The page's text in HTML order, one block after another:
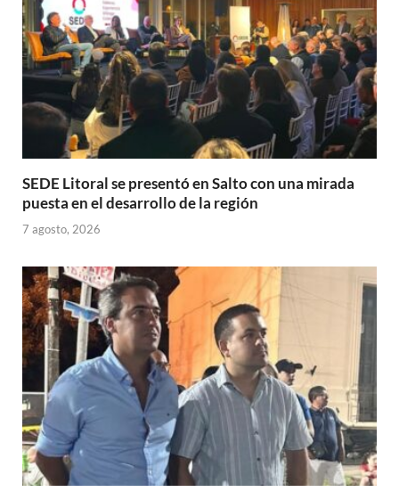
SEDE Litoral se presentó en Salto con una mirada
puesta en el desarrollo de la región
7 agosto, 2026